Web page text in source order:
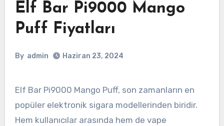
Elf Bar Pi9000 Mango
Puff Fiyatları
By admin Haziran 23, 2024
Elf Bar Pi9000 Mango Puff, son zamanların en
popüler elektronik sigara modellerinden biridir.
Hem kullanıcılar arasında hem de vape